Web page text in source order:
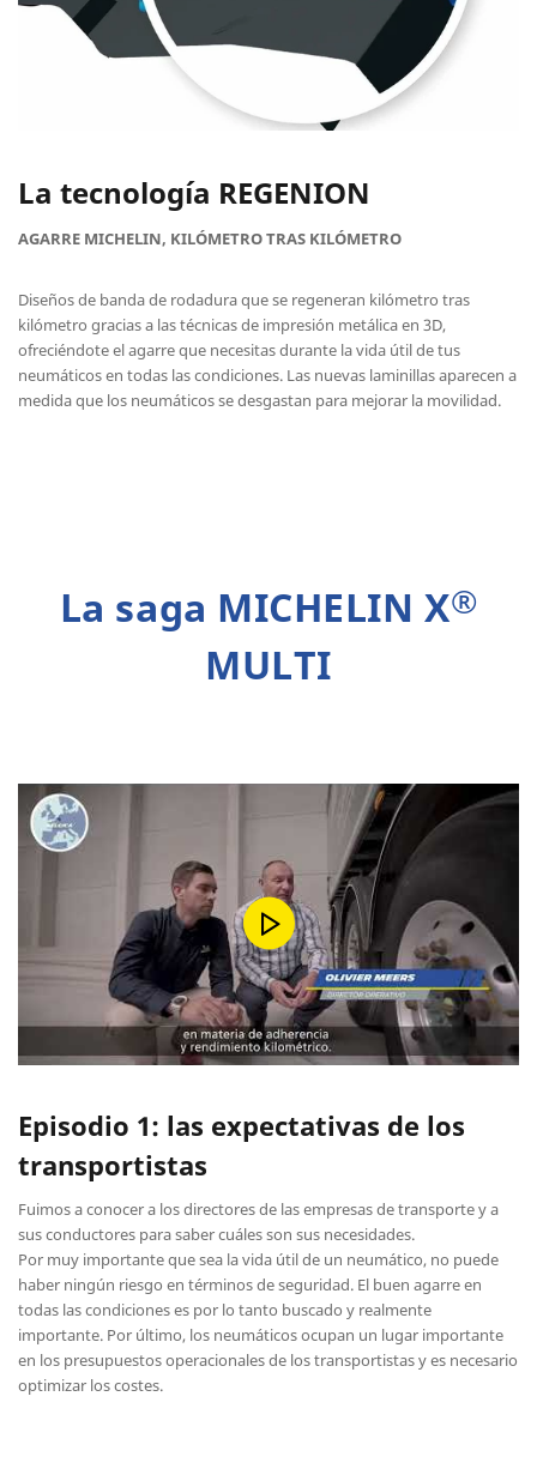
La tecnología REGENION
AGARRE MICHELIN, KILÓMETRO TRAS KILÓMETRO
Diseños de banda de rodadura que se regeneran kilómetro tras
kilómetro gracias a las técnicas de impresión metálica en 3D,
ofreciéndote el agarre que necesitas durante la vida útil de tus
neumáticos en todas las condiciones. Las nuevas laminillas aparecen a
medida que los neumáticos se desgastan para mejorar la movilidad.
La saga MICHELIN X®
MULTI
Episodio 1: las expectativas de los
transportistas
Fuimos a conocer a los directores de las empresas de transporte y a
sus conductores para saber cuáles son sus necesidades.
Por muy importante que sea la vida útil de un neumático, no puede
haber ningún riesgo en términos de seguridad. El buen agarre en
todas las condiciones es por lo tanto buscado y realmente
importante. Por último, los neumáticos ocupan un lugar importante
en los presupuestos operacionales de los transportistas y es necesario
optimizar los costes.